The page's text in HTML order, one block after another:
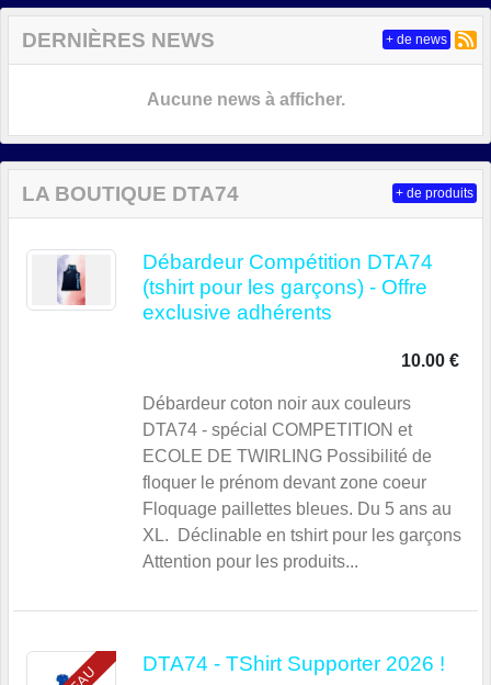
DERNIÈRES NEWS
Aucune news à afficher.
+ de news
LA BOUTIQUE DTA74
Débardeur Compétition DTA74
(tshirt pour les garçons) - Offre
exclusive adhérents
10.00 €
Débardeur coton noir aux couleurs
DTA74 - spécial COMPETITION et
ECOLE DE TWIRLING Possibilité de
floquer le prénom devant zone coeur
Floquage paillettes bleues. Du 5 ans au
XL. Déclinable en tshirt pour les garçons
Attention pour les produits...
DTA74 - TShirt Supporter 2026 !
+ de produits